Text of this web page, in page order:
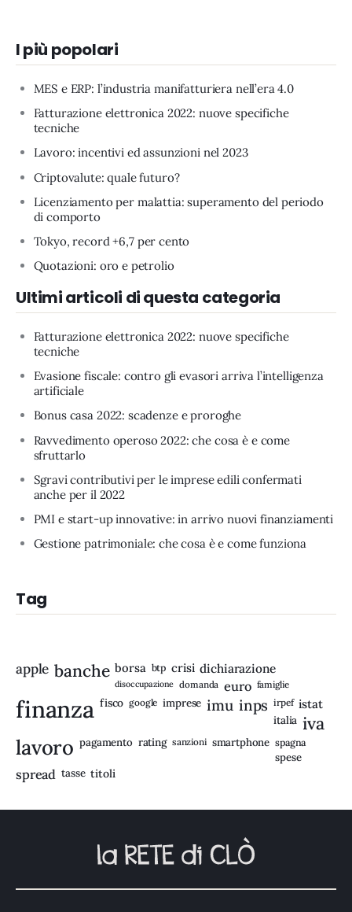
I più popolari
MES e ERP: l’industria manifatturiera nell’era 4.0
Fatturazione elettronica 2022: nuove specifiche
tecniche
Lavoro: incentivi ed assunzioni nel 2023
Criptovalute: quale futuro?
Licenziamento per malattia: superamento del periodo
di comporto
Tokyo, record +6,7 per cento
Quotazioni: oro e petrolio
Ultimi articoli di questa categoria
Fatturazione elettronica 2022: nuove specifiche
tecniche
Evasione fiscale: contro gli evasori arriva l’intelligenza
artificiale
Bonus casa 2022: scadenze e proroghe
Ravvedimento operoso 2022: che cosa è e come
sfruttarlo
Sgravi contributivi per le imprese edili confermati
anche per il 2022
PMI e start-up innovative: in arrivo nuovi finanziamenti
Gestione patrimoniale: che cosa è e come funziona
Tag
apple banche borsa btp crisi dichiarazione
disoccupazione domanda euro famiglie
finanza fisco google imprese imu inps irpef istat
italia iva
lavoro pagamento rating sanzioni smartphone spagna
spese
spread tasse titoli